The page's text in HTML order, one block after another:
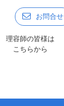
お問合せ
理容師の皆様は
こちらから